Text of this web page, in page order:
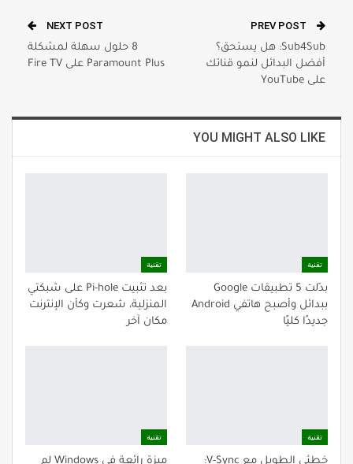
Sub4Sub: هل يستحق؟
أفضل البدائل لنمو قناتك
على YouTube
NEXT POST
8 حلول سهلة لمشكلة
Paramount Plus على Fire TV
YOU MIGHT ALSO LIKE
تقنية
بدّلت 5 تطبيقات Google
ببدائل وأصبح هاتفي Android
جديدًا كليًا
تقنية
بعد تثبيت Pi-hole على شبكتي
المنزلية، شعرت وكأن الإنترنت
مكان آخر
تقنية
خطئي الطويل مع V-Sync:
تقنية
ميزة رائعة في Windows لم